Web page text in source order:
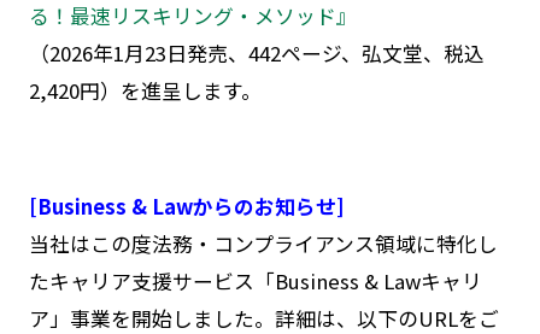
る！最速リスキリング・メソッド』
（2026年1月23日発売、442ページ、弘文堂、税込
2,420円）を進呈します。
[Business & Lawからのお知らせ]
当社はこの度法務・コンプライアンス領域に特化し
たキャリア支援サービス「Business & Lawキャリ
ア」事業を開始しました。詳細は、以下のURLをご